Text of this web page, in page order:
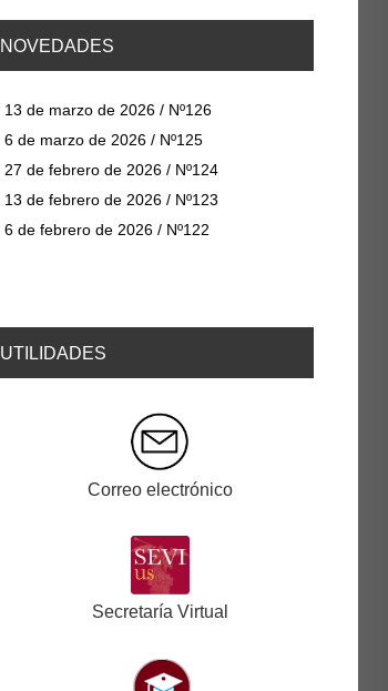
NOVEDADES
13 de marzo de 2026 / Nº126
6 de marzo de 2026 / Nº125
27 de febrero de 2026 / Nº124
13 de febrero de 2026 / Nº123
6 de febrero de 2026 / Nº122
UTILIDADES
Correo electrónico
Secretaría Virtual